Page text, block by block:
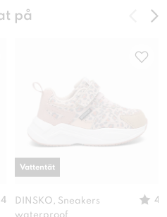
på
4
DINSKO, Sneakers
4
Vattentät